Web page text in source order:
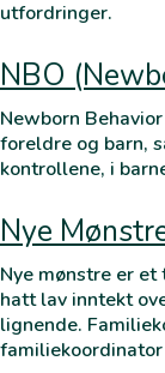
utfordringer.
NBO
Newborn
foreldre og barn,
kontrollene, i
Nye
Nye mønstre er
hatt lav inntekt
lignende.